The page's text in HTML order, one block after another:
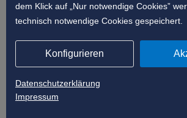
dem Klick auf „Nur notwendige Cookies”
technisch notwendige Cookies gespeichert.
Konfigurieren
Datenschutzerklärung
Impressum